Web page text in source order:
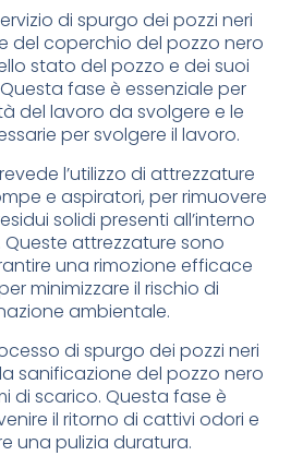
di spurgo dei pozzi neri
del coperchio del pozzo nero
stato del pozzo e dei suoi
fase è essenziale per
del lavoro da svolgere e le
per svolgere il lavoro.
l’utilizzo di attrezzature
e aspiratori, per rimuovere
solidi presenti all’interno
attrezzature sono
una rimozione efficace
minimizzare il rischio di
ambientale.
di spurgo dei pozzi neri
sanificazione del pozzo nero
di scarico. Questa fase è
il ritorno di cattivi odori e
una pulizia duratura.